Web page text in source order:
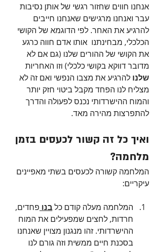
אנחנו חווים שחזור רגשי של אותן נסיבות
עבר ואנחנו מרגישים שאנחנו חייבים
להרגיע את האחר. לפי הדוגמא של הקושי
הכלכלי, מבחינתנו  אותו אדם חווה כרגע
את הקושי של ההורים שלנו (גם אם לא
מדובר דווקא בקושי כלכלי) וזו האחריות
שלנו להרגיע את מצבו הנפשי ואם זה לא
מצליח לנו הפחד מקבל ביטוי חזק יותר
והמוח ההישרדותי נכנס לפעולה והדרך
להתפרצות מהירה מאד.
ואיך כל זה קשור לכעסים בזמן
מלחמה?
המלחמה קשורה לכעסים בשתי מאפיינים
עיקריים:
המלחמה מעלה קודם כל בנו פחדים,
חרדות, לחצים שמפעילים את המוח
ההישרדותי. זהו מנגנון מצויין שאנחנו
בסכנת חיים ממשית וזה גורם לנו